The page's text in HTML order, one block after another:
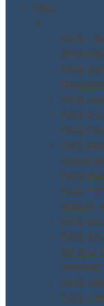
FAQ
▼
FAQ –
FAQ
FAQ
FAQ
FAQ
FAQ
FAQ
FAQ
Salute
FAQ
FAQ
EN ISO
SAPERE
FAQ
FAQ –